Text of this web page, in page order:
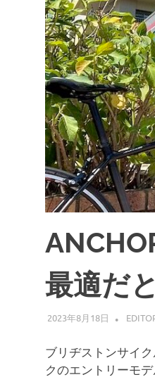
最適だ
2023年8月18日
ブリヂストンサイ
クのエントリーモ